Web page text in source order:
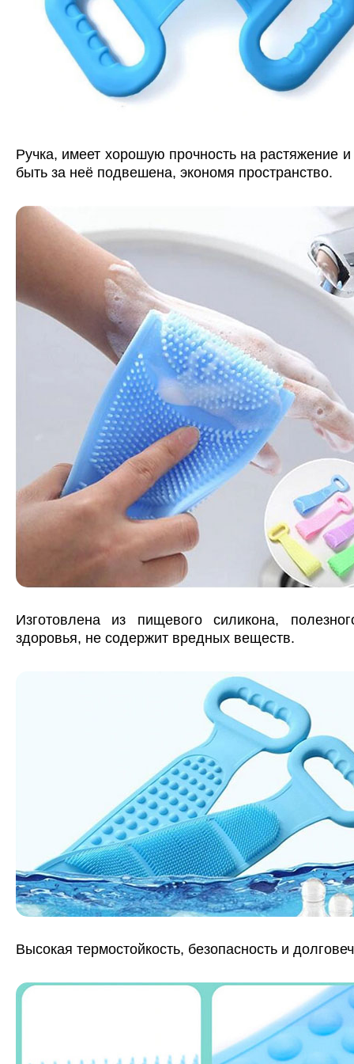
Ручка, имеет хорошую прочность на растяжение
быть за неё подвешена, экономя пространство.
Изготовлена из пищевого силикона,
здоровья, не содержит вредных веществ.
Высокая термостойкость, безопасность и